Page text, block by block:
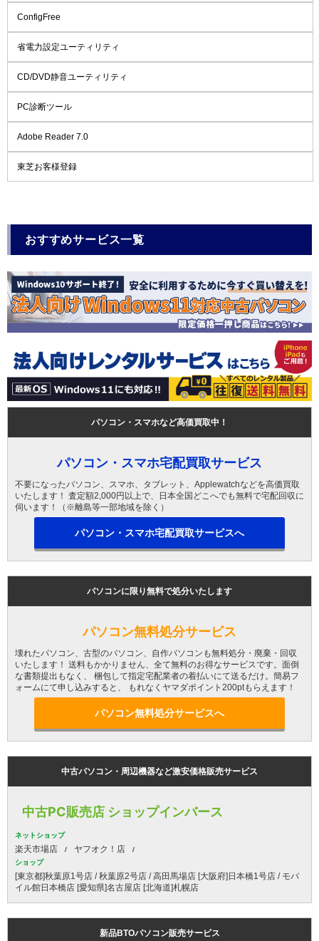
ConfigFree
省電力設定ユーティリティ
CD/DVD静音ユーティリティ
PC診断ツール
Adobe Reader 7.0
東芝お客様登録
おすすめサービス一覧
パソコン・スマホなど高価買取中！
パソコン・スマホ宅配買取サービス
不要になったパソコン、スマホ、タブレット、Applewatchなどを高価買取
いたします！ 査定額2,000円以上で、日本全国どこへでも無料で宅配回収に
伺います！（※離島等一部地域を除く）
パソコン・スマホ宅配買取サービスへ
パソコンに限り無料で処分いたします
パソコン無料処分サービス
壊れたパソコン、古型のパソコン、自作パソコンも無料処分・廃棄・回収
いたします！ 送料もかかりません、全て無料のお得なサービスです。面倒
な書類提出もなく、 梱包して指定宅配業者の着払いにて送るだけ。簡易フ
ォームにて申し込みすると、 もれなくヤマダポイント200ptもらえます！
パソコン無料処分サービスへ
中古パソコン・周辺機器など激安価格販売サービス
中古PC販売店 ショップインバース
ネットショップ
楽天市場店 ヤフオク！店
ショップ
[東京都]秋葉原1号店 / 秋葉原2号店 / 高田馬場店 [大阪府]日本橋1号店 / モバ
イル館日本橋店 [愛知県]名古屋店 [北海道]札幌店
新品BTOパソコン販売サービス